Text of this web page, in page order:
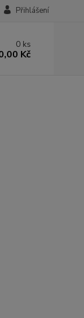
Přihlášení
0 ks
Kč